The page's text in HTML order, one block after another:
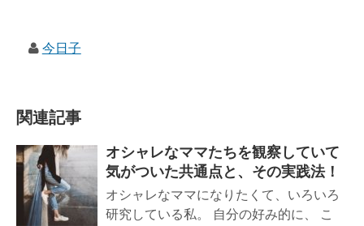
今日子
関連記事
オシャレなママたちを観察していて
気がついた共通点と、その実践法！
オシャレなママになりたくて、いろいろ
研究している私。 自分の好み的に、 こ